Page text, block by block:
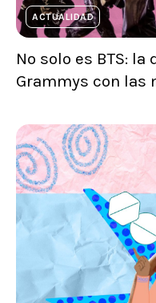
ACTUALIDAD
No solo es BTS:
Grammys con las